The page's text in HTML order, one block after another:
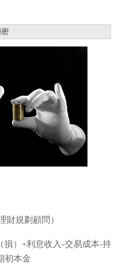
密
財規劃顧問）
損）+利息收入-交易成本-持
初本金